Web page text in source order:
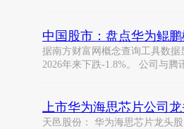
中国股市：盘点华为鲲鹏
据南方财富网概念查询工具数据
2026年来下跌-1.8%。 公司与腾
上市华为海思芯片公司龙
天邑股份： 华为海思芯片龙头